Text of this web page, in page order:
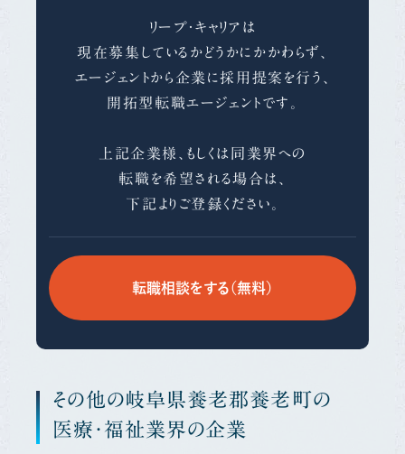
リープ・キャリアは
現在募集しているかどうかにかかわらず、
エージェントから企業に採用提案を行う、
開拓型転職エージェントです。
上記企業様、もしくは同業界への
転職を希望される場合は、
下記よりご登録ください。
転職相談をする（無料）
その他の岐阜県養老郡養老町の
医療・福祉業界の企業